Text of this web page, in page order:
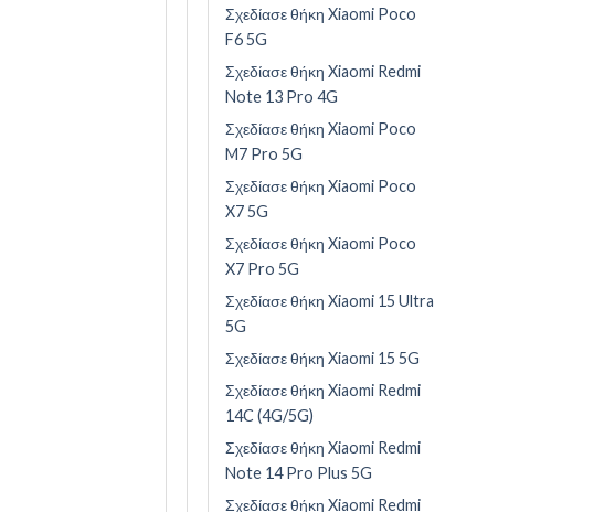
Σχεδίασε θήκη Xiaomi Poco
F6 5G
Σχεδίασε θήκη Xiaomi Redmi
Note 13 Pro 4G
Σχεδίασε θήκη Xiaomi Poco
M7 Pro 5G
Σχεδίασε θήκη Xiaomi Poco
X7 5G
Σχεδίασε θήκη Xiaomi Poco
X7 Pro 5G
Σχεδίασε θήκη Xiaomi 15 Ultra
5G
Σχεδίασε θήκη Xiaomi 15 5G
Σχεδίασε θήκη Xiaomi Redmi
14C (4G/5G)
Σχεδίασε θήκη Xiaomi Redmi
Note 14 Pro Plus 5G
Σχεδίασε θήκη Xiaomi Redmi